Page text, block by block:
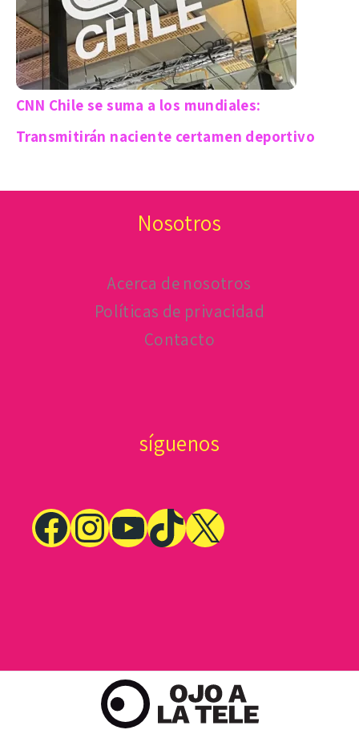
CNN Chile se suma a los mundiales:
Transmitirán naciente certamen deportivo
Nosotros
Acerca de nosotros
Políticas de privacidad
Contacto
síguenos